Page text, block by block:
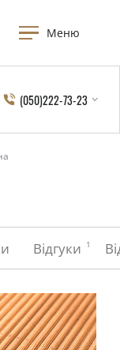
Меню
(050)222-73-23
Відгуки 1